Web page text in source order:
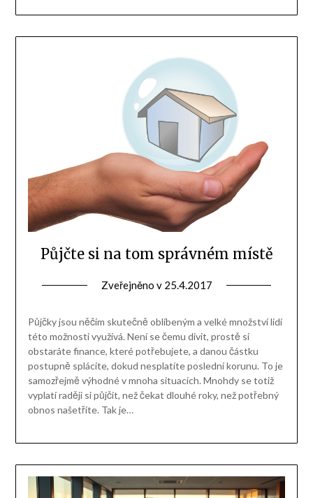
Půjčte si na tom správném místě
Zveřejněno v 25.4.2017
Půjčky jsou něčím skutečně oblíbeným a velké množství lidí
této možnosti využívá. Není se čemu divit, prostě si
obstaráte finance, které potřebujete, a danou částku
postupně splácíte, dokud nesplatíte poslední korunu. To je
samozřejmě výhodné v mnoha situacích. Mnohdy se totiž
vyplatí raději si půjčit, než čekat dlouhé roky, než potřebný
obnos našetříte. Tak je…